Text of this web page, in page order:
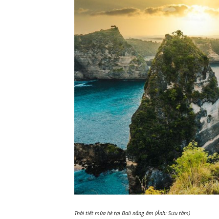
Thời tiết mùa hè tại Bali nắng ấm (Ảnh: Sưu tầm)